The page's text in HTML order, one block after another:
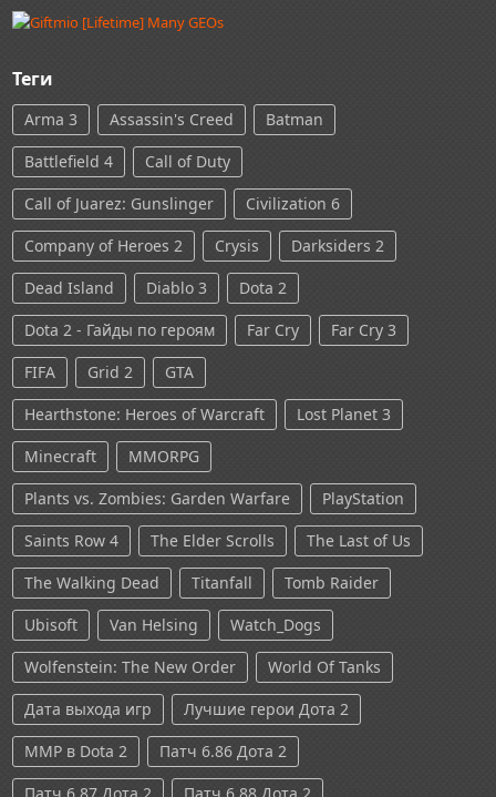
Теги
Arma 3 Assassin's Creed
Batman
Battlefield 4
Call of Duty
Call of Juarez: Gunslinger
Civilization 6
Company of Heroes 2
Crysis
Darksiders 2
Dead Island
Diablo 3
Dota 2
Dota 2 - Гайды по героям
Far Cry
Far Cry 3
FIFA
Grid 2
GTA
Hearthstone: Heroes of Warcraft
Lost Planet 3
Minecraft
MMORPG
Plants vs. Zombies: Garden Warfare
PlayStation
Saints Row 4
The Elder Scrolls
The Last of Us
The Walking Dead
Titanfall
Tomb Raider
Ubisoft
Van Helsing
Watch_Dogs
Wolfenstein: The New Order
World Of Tanks
Дата выхода игр
Лучшие герои Дота 2
ММР в Dota 2
Патч 6.86 Дота 2
Патч 6.87 Дота 2
Патч 6.88 Дота 2